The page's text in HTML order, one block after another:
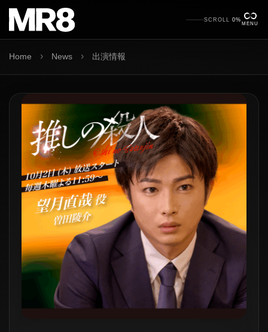
SCROLL 0%
MENU
Home › News › 出演情報